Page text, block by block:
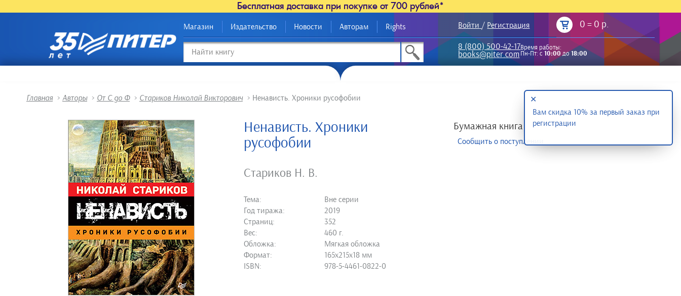
Бесплатная доставка при покупке от 700 рублей*
Магазин Издательство Новости Авторам Rights Войти / Регистрация 0 = 0 р.
8 (800) 500-42-17
books@piter.com
Время работы:
Пн-Пт: с10:00до18:00
Главная > Авторы > От С до Ф > Стариков Николай Викторович > Ненависть. Хроники русофобии
Ненависть. Хроники
русофобии
Стариков Н. В.
Тема:
Вне серии
Год тиража:
2019
Страниц:
352
Вес:
460 г.
Обложка:
Мягкая обложка
Формат:
165х215х18 мм
ISBN:
978-5-4461-0822-0
Бумажная книга
Сообщить о поступлении
Вам скидка 10% за первый заказ при
регистрации
✕